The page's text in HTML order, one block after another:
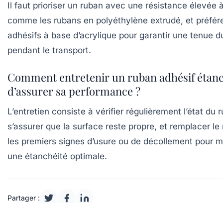
Il faut prioriser un ruban avec une résistance élevée
comme les rubans en polyéthylène extrudé, et
adhésifs à base d’acrylique pour garantir une tenue
pendant le transport.
Comment entretenir un ruban adhésif
d’assurer sa performance ?
L’entretien consiste à vérifier régulièrement l’état du
s’assurer que la surface reste propre, et remplacer le
les premiers signes d’usure ou de décollement pour
une étanchéité optimale.
Partager :